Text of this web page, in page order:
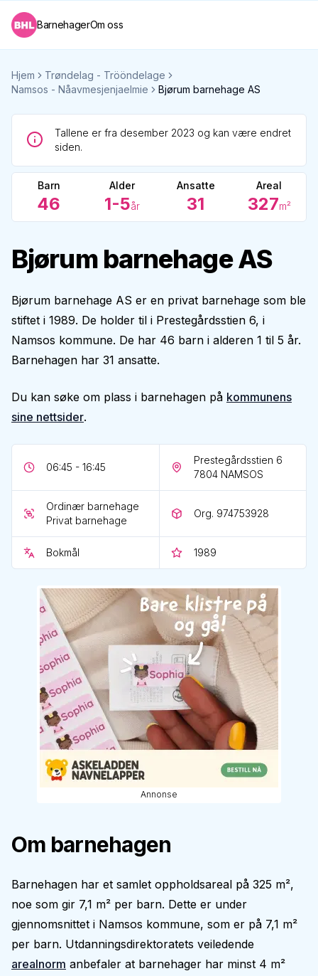
BarnehagerOm oss
Hjem
Trøndelag - Trööndelage
Namsos - Nåavmesjenjaelmie
Bjørum barnehage AS
Tallene er fra desember 2023 og kan være endret
siden.
Barn
46
Alder
1-5år
Ansatte
31
Areal
327m²
Bjørum barnehage AS
Bjørum barnehage AS er en privat barnehage som ble
stiftet i 1989. De holder til i Prestegårdsstien 6, i
Namsos kommune. De har 46 barn i alderen 1 til 5 år.
Barnehagen har 31 ansatte.
Du kan søke om plass i barnehagen på kommunens
sine nettsider.
06:45 - 16:45
Prestegårdsstien 6
7804 NAMSOS
Ordinær barnehage
Privat barnehage
Org. 974753928
Bokmål 1989
Annonse
Om barnehagen
Barnehagen har et samlet oppholdsareal på 325 m²,
noe som gir 7,1 m² per barn. Dette er under
gjennomsnittet i Namsos kommune, som er på 7,1 m²
per barn. Utdanningsdirektoratets veiledende
arealnorm anbefaler at barnehager har minst 4 m²